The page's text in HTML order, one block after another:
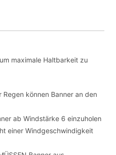
maximale Haltbarkeit zu
Regen können Banner an den
ab Windstärke 6 einzuholen
einer Windgeschwindigkeit